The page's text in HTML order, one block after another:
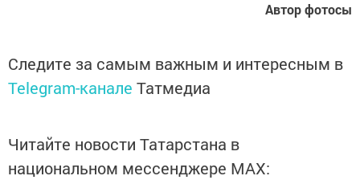
Автор фотосы
Следите за самым важным и интересным в
Telegram-канале Татмедиа
Читайте новости Татарстана в
национальном мессенджере MАХ: